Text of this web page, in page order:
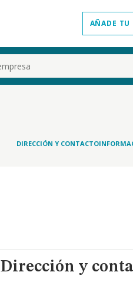
AÑADE TU
DIRECCIÓN Y CONTACTO
Dirección y